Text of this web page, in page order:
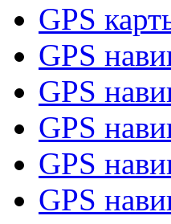
GPS
GPS
GPS
GPS
GPS
GPS